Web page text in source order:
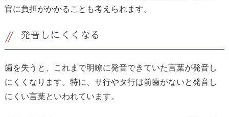
官に負担がかかることも考えられます。
発音しにくくなる
歯を失うと、これまで明瞭に発音できていた言葉が発音し
にくくなります。特に、サ行やタ行は前歯がないと発音し
にくい言葉といわれています。